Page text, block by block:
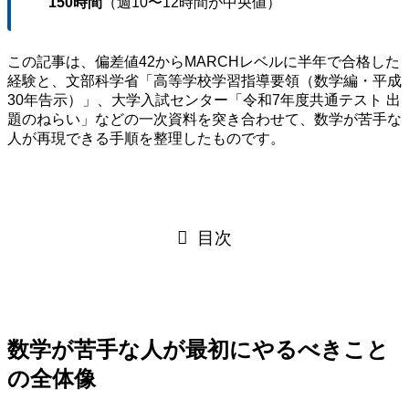
この記事は、偏差値42からMARCHレベルに半年で合格した
経験と、文部科学省「高等学校学習指導要領（数学編・平成
30年告示）」、大学入試センター「令和7年度共通テスト 出
題のねらい」などの一次資料を突き合わせて、数学が苦手な
人が再現できる手順を整理したものです。
目次
数学が苦手な人が最初にやるべきこと
の全体像